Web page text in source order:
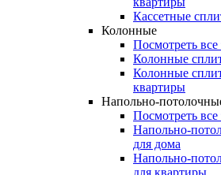
Кассетные
Колонные
Посмотреть
Колонные
Колонные
квартиры
Напольно-
Посмотреть
Напольно-
для дома
Напольно-
для квартиры